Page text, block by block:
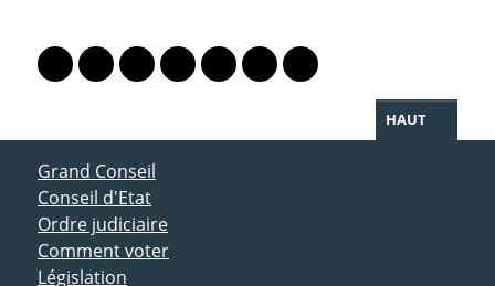
Lien vers le profil Mastodon
Lien vers le profil Bluesky
Lien vers le profil Instagram
Lien vers le profil Linkedin
Lien vers le profil Facebook
Lien vers le profil Twitter
Partager par WhatsApp
HAUT
ACCÈS DIRECT
Grand Conseil
Conseil d'Etat
Ordre judiciaire
Comment voter
Législation